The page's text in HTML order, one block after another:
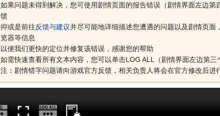
如果问题未得到解决，您可使用剧情页面的报告错误（剧情界面左边第
馈
抑或是前往反馈与建议并尽可能地详细描述您遭遇的问题以及剧情页面
览器等信息
以便我们更快的定位并修复该错误，感谢您的帮助
如需快速查看所有文本内容，您可以单击LOG ALL（剧情界面左边第三
注：剧情错字问题请向游戏官方反馈，相关负责人将会在官方修改后进